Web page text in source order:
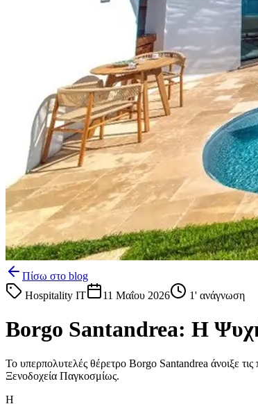
Πίσω στο blog
Hospitality IT
11 Μαΐου 2026 1' ανάγνωση
Borgo Santandrea: Η
Το υπερπολυτελές θέρετρο Borgo Santandrea άνοιξε
Ξενοδοχεία Παγκοσμίως.
H